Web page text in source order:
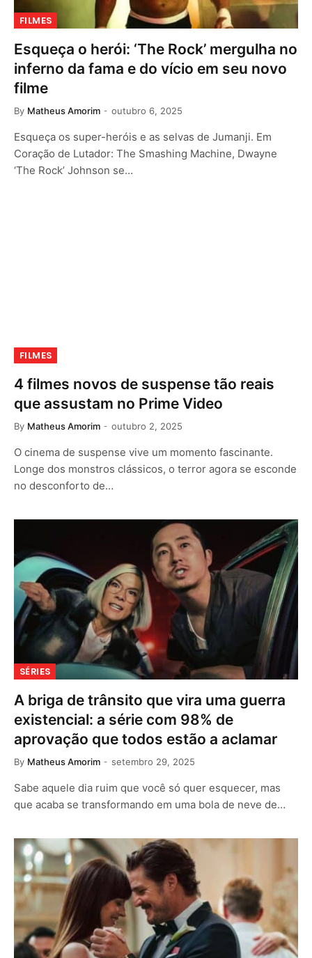
FILMES
Esqueça o herói: ‘The Rock’ mergulha no
inferno da fama e do vício em seu novo
filme
By Matheus Amorim outubro 6, 2025
Esqueça os super-heróis e as selvas de Jumanji. Em
Coração de Lutador: The Smashing Machine, Dwayne
‘The Rock’ Johnson se…
FILMES
4 filmes novos de suspense tão reais
que assustam no Prime Video
By Matheus Amorim outubro 2, 2025
O cinema de suspense vive um momento fascinante.
Longe dos monstros clássicos, o terror agora se esconde
no desconforto de…
SÉRIES
A briga de trânsito que vira uma guerra
existencial: a série com 98% de
aprovação que todos estão a aclamar
By Matheus Amorim setembro 29, 2025
Sabe aquele dia ruim que você só quer esquecer, mas
que acaba se transformando em uma bola de neve de…